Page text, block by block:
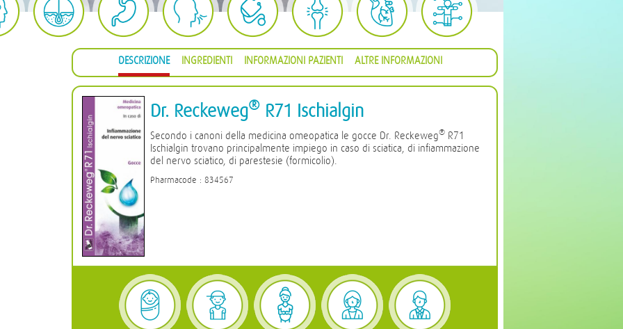
DESCRIZIONE INGREDIENTI INFORMAZIONI PAZIENTI ALTRE INFORMAZIONI
Dr. Reckeweg® R71 Ischialgin
Secondo i canoni della medicina omeopatica le gocce Dr. Reckeweg® R71
Ischialgin trovano principalmente impiego in caso di sciatica, di infiammazione
del nervo sciatico, di parestesie (formicolio).
Pharmacode : 834567